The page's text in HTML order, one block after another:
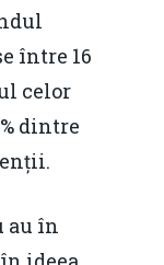
între 16
celor
dintre
au în